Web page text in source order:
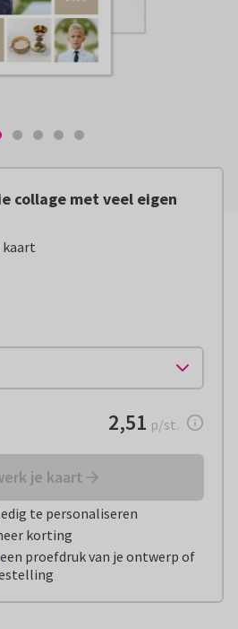
collage met veel eigen
kaart
€ 2,51 per stuk
2,51 p/st.
je kaart
te personaliseren
korting
een proefdruk van je ontwerp of